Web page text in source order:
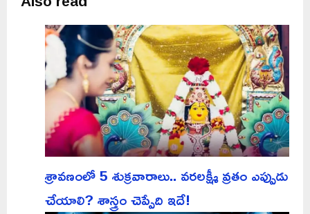
శ్రావణంలో 5 శుక్రవారాలు.. వరలక్ష్మీ వ్రతం ఎప్పుడు
చేయాలి? శాస్త్రం చెప్పేది ఇదే!